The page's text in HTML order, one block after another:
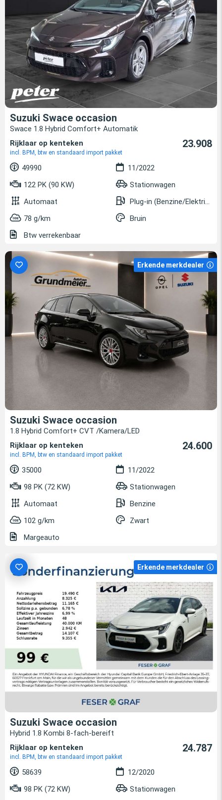
Suzuki Swace occasion
Swace 1.8 Hybrid Comfort+ Automatik
Rijklaar op kenteken
incl. BPM, btw en standaard import pakket
23.908
49990
11/2022
122 PK (90 KW)
Stationwagen
Automaat
Plug-in (Benzine/Elektrisch)
78 g/km
Bruin
Btw verrekenbaar
Erkende merkdealer
Suzuki Swace occasion
1.8 Hybrid Comfort+ CVT /Kamera/LED
Rijklaar op kenteken
incl. BPM, btw en standaard import pakket
24.600
35000
11/2022
98 PK (72 KW)
Stationwagen
Automaat
Benzine
102 g/km
Zwart
Margeauto
Erkende merkdealer
Suzuki Swace occasion
Hybrid 1.8 Kombi 8-fach-bereift
Rijklaar op kenteken
incl. BPM, btw en standaard import pakket
24.787
58639
12/2020
98 PK (72 KW)
Stationwagen